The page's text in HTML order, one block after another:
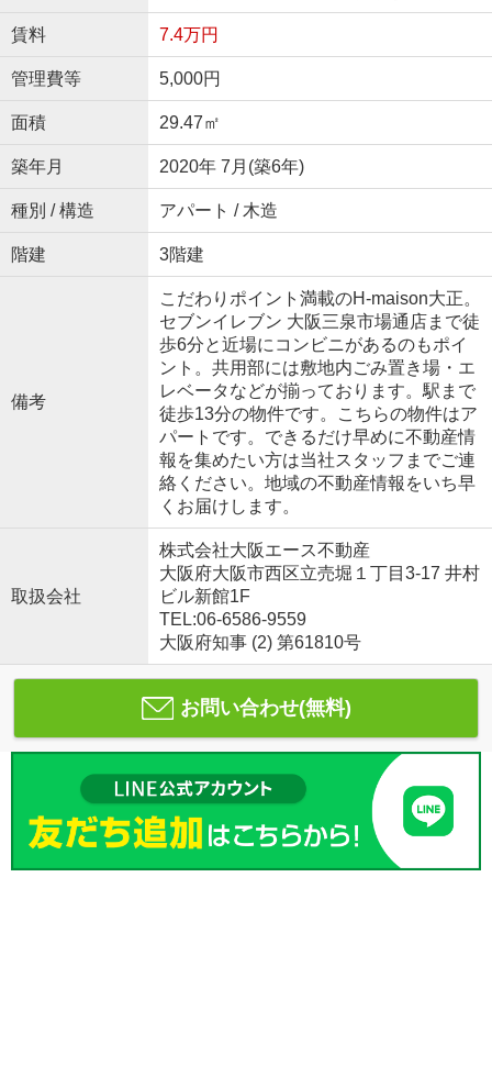
賃料 7.4万円
管理費等 5,000円
面積 29.47㎡
築年月 2020年 7月(築6年)
種別 / 構造 アパート / 木造
階建 3階建
備考
こだわりポイント満載のH-maison大正。
セブンイレブン 大阪三泉市場通店まで徒
歩6分と近場にコンビニがあるのもポイ
ント。共用部には敷地内ごみ置き場・エ
レベータなどが揃っております。駅まで
徒歩13分の物件です。こちらの物件はア
パートです。できるだけ早めに不動産情
報を集めたい方は当社スタッフまでご連
絡ください。地域の不動産情報をいち早
くお届けします。
取扱会社
株式会社大阪エース不動産
大阪府大阪市西区立売堀１丁目3-17 井村
ビル新館1F
TEL:06-6586-9559
大阪府知事 (2) 第61810号
お問い合わせ(無料)